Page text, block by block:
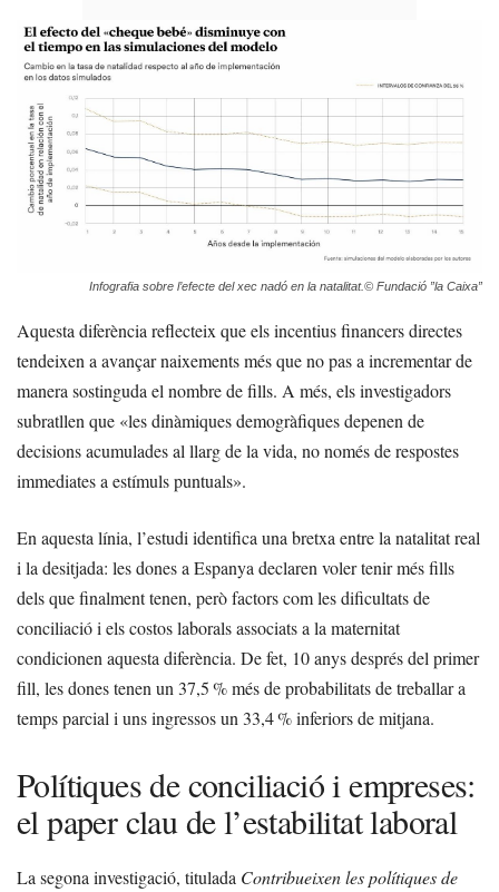
Infografia sobre l’efecte del xec nadó en la natalitat.© Fundació ”la Caixa”
Aquesta diferència reflecteix que els incentius financers directes
tendeixen a avançar naixements més que no pas a incrementar de
manera sostinguda el nombre de fills. A més, els investigadors
subratllen que «les dinàmiques demogràfiques depenen de
decisions acumulades al llarg de la vida, no només de respostes
immediates a estímuls puntuals».
En aquesta línia, l’estudi identifica una bretxa entre la natalitat real
i la desitjada: les dones a Espanya declaren voler tenir més fills
dels que finalment tenen, però factors com les dificultats de
conciliació i els costos laborals associats a la maternitat
condicionen aquesta diferència. De fet, 10 anys després del primer
fill, les dones tenen un 37,5 % més de probabilitats de treballar a
temps parcial i uns ingressos un 33,4 % inferiors de mitjana.
Polítiques de conciliació i empreses:
el paper clau de l’estabilitat laboral
La segona investigació, titulada Contribueixen les polítiques de